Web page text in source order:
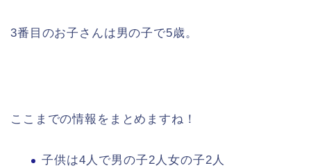
3番目のお子さんは男の子で5歳。
ここまでの情報をまとめますね！
子供は4人で男の子2人女の子2人